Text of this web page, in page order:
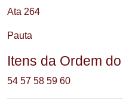
Ata 264
Pauta
Itens da Ordem
54 57 58 59 60